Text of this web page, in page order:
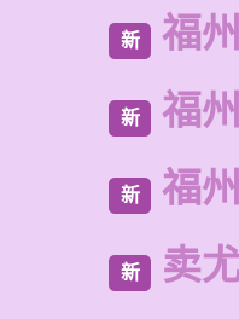
新 福
新 福
新 福
新 卖